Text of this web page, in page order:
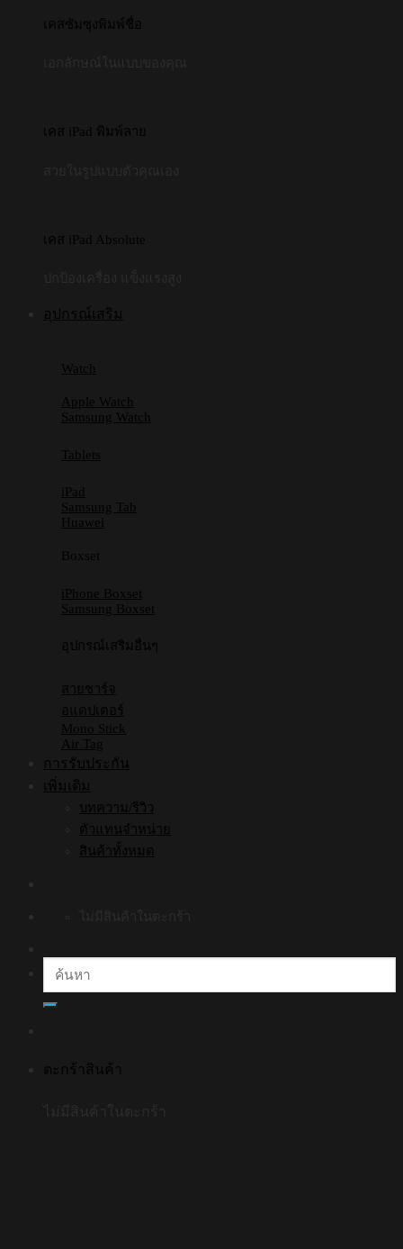
เคสซัมซุงพิมพ์ชื่อ
เคส iPad พิมพ์ลาย
เคส iPad Absolute
อุปกรณ์เสริม
Watch
Apple Watch
Samsung Watch
Tablets
iPad
Samsung Tab
Huawei
Boxset
iPhone Boxset
Samsung Boxset
อุปกรณ์เสริมอื่นๆ
สายชาร์จ
อแดปเตอร์
Mono Stick
Air Tag
การรับประกัน
เพิ่มเติม
บทความ/รีวิว
ตัวแทนจำหน่าย
สินค้าทั้งหมด
ค้นหา:
ตะกร้าสินค้า